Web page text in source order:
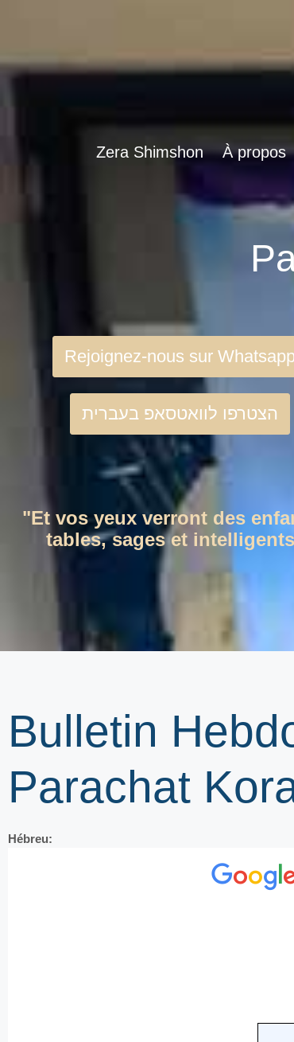
Zera Shimshon
À propos
Rejoignez-nous sur
הצטרפו לוואטסאפ בעברית
"Et vos yeux verront des
tables, sages et
Bulletin
Parachat
Hébreu: